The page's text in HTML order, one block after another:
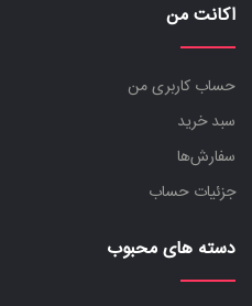
اکانت من
حساب کاربری من
سبد خرید
سفارش‌ها
جزئیات حساب
دسته های محبوب